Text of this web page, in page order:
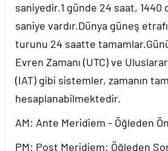
saniyedir.1 günde 24 saat, 1440
saniye vardır.Dünya güneş
turunu 24 saatte
Evren Zamanı (UTC) ve
(IAT) gibi sistemler, zamanın
hesaplanabilmektedir.
AM: Ante Meridiem - Öğleden
PM: Post Meridiem: Öğleden